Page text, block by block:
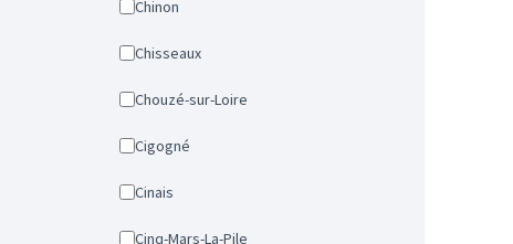
Chinon
Chisseaux
Chouzé-sur-Loire
Cigogné
Cinais
Cinq-Mars-La-Pile